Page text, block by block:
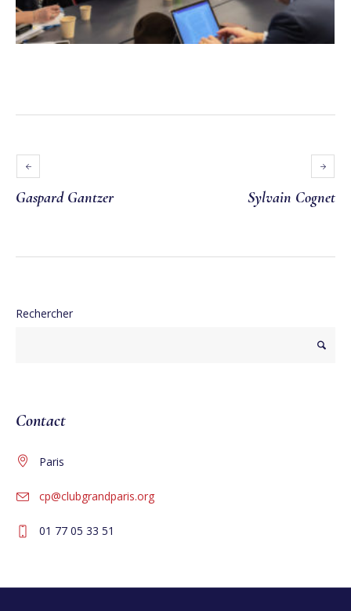
Gaspard Gantzer Sylvain Cognet
Rechercher
Contact
Paris
cp@clubgrandparis.org
01 77 05 33 51